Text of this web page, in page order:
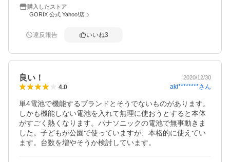
購入したストア
GORIX 公式 Yahoo!店
違反報告 いいね3
良い！ 2020/12/30
4.0 aki********さん
単4電池で機能するブランドとそうでないものがあります。
しかも機能しない電池を入れて無理に使おうとすると本体
がすごく熱くなります。パナソニックの電池で無事動きま
した。子どもが公園で使っていますが、本格的に使えてい
ます。台数を増やそうか検討しています。